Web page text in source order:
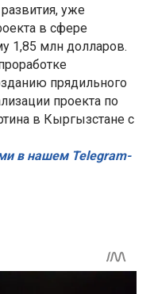
уже
в сфере
1,85 млн долларов.
прядильного
проекта по
в Кыргызстане с
в нашем Telegram-